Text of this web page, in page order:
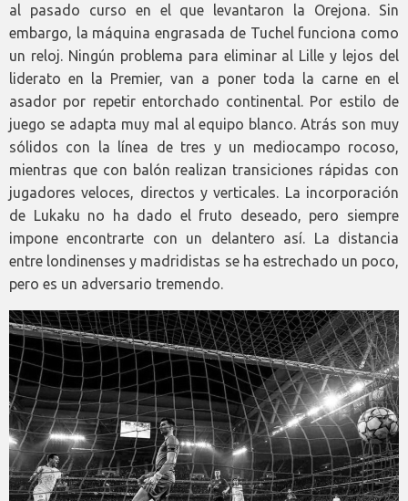
al pasado curso en el que levantaron la Orejona. Sin
embargo, la máquina engrasada de Tuchel funciona como
un reloj. Ningún problema para eliminar al Lille y lejos del
liderato en la Premier, van a poner toda la carne en el
asador por repetir entorchado continental. Por estilo de
juego se adapta muy mal al equipo blanco. Atrás son muy
sólidos con la línea de tres y un mediocampo rocoso,
mientras que con balón realizan transiciones rápidas con
jugadores veloces, directos y verticales. La incorporación
de Lukaku no ha dado el fruto deseado, pero siempre
impone encontrarte con un delantero así. La distancia
entre londinenses y madridistas se ha estrechado un poco,
pero es un adversario tremendo.